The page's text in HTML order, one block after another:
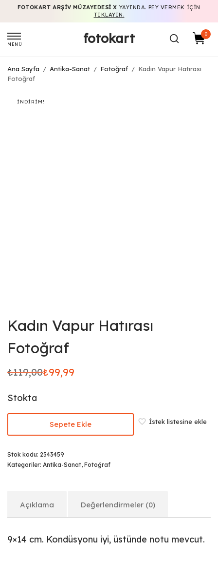
FOTOKART ARŞIV MÜZAYEDESI X YAYINDA. PEY VERMEK IÇIN
TIKLAYIN.
MENÜ fotokart 0
Ana Sayfa / Antika-Sanat / Fotoğraf / Kadın Vapur Hatırası
Fotoğraf
İNDIRIM!
Kadın Vapur Hatırası
Fotoğraf
₺119,00
Orijinal
₺119,00.
₺99,99
Şu
fiyat:
₺99,99.
Stokta
Sepete Ekle İstek listesine ekle
Stok kodu: 2543459
Kategoriler: Antika-Sanat, Fotoğraf
Açıklama Değerlendirmeler (0)
9×14 cm. Kondüsyonu iyi, üstünde notu mevcut.